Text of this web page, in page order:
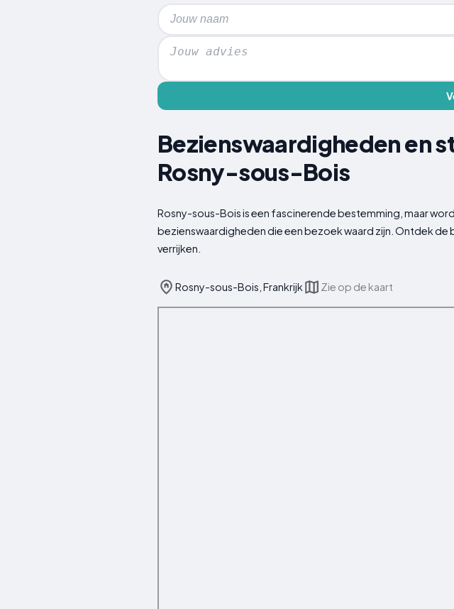
Bezienswaardigheden en
Rosny-sous-Bois
Rosny-sous-Bois is een fascinerende bestemming, maar
bezienswaardigheden die een bezoek waard zijn. Ontdek
verrijken.
Rosny-sous-Bois, Frankrijk Zie op de kaart